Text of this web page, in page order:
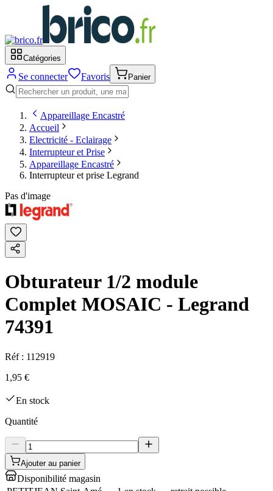
Catégories
Se connecter Favoris Panier
Appareillage Encastré
Accueil
Electricité - Eclairage
Interrupteur et Prise
Appareillage Encastré
Interrupteur et prise Legrand
Pas d'image
Obturateur 1/2 module
Complet MOSAIC - Legrand
74391
Réf : 112919
1,95 €
En stock
Quantité
Ajouter au panier
Disponibilité magasin